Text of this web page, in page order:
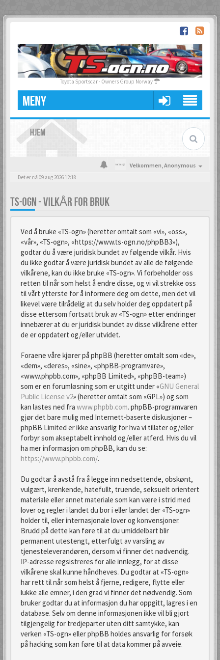
Toyota Sportscar - Owners Group Norway
MENY
HJEM
Velkommen,Anonymous
Det er nå 09 aug 2026 12:18
TS-OGN - VILKÅR FOR BRUK
Ved å bruke «TS-ogn» (heretter omtalt som «vi», «oss»,
«vår», «TS-ogn», «https://www.ts-ogn.no/phpBB3»),
godtar du å være juridisk bundet av følgende vilkår. Hvis
du ikke godtar å være juridisk bundet av alle de følgende
vilkårene, kan du ikke bruke «TS-ogn». Vi forbeholder oss
retten til når som helst å endre disse, og vi vil strekke oss
til vårt ytterste for å informere deg om dette, men det vil
likevel være tilrådelig at du selv holder deg oppdatert på
disse ettersom fortsatt bruk av «TS-ogn» etter endringer
innebærer at du er juridisk bundet av disse vilkårene etter
de er oppdatert og/eller utvidet.
Foraene våre kjører på phpBB (heretter omtalt som «de»,
«dem», «deres», «sine», «phpBB-programvare»,
«www.phpbb.com», «phpBB Limited», «phpBB-team»)
som er en forumløsning som er utgitt under «GNU General
Public License v2» (heretter omtalt som «GPL») og som
kan lastes ned fra www.phpbb.com. phpBB-programvaren
gjør det bare mulig med Internett-baserte diskusjoner –
phpBB Limited er ikke ansvarlig for hva vi tillater og/eller
forbyr som akseptabelt innhold og/eller atferd. Hvis du vil
ha mer informasjon om phpBB, kan du se:
https://www.phpbb.com/.
Du godtar å avstå fra å legge inn nedsettende, obskønt,
vulgært, krenkende, hatefullt, truende, seksuelt orientert
materiale eller annet materiale som kan være i strid med
lover og regler i landet du bor i eller landet der «TS-ogn»
holder til, eller internasjonale lover og konvensjoner.
Brudd på dette kan føre til at du umiddelbart blir
permanent utestengt, etterfulgt av varsling av
tjenesteleverandøren, dersom vi finner det nødvendig.
IP-adresse regsistreres for alle innlegg, for at disse
vilkårene skal kunne håndheves. Du godtar at «TS-ogn»
har rett til når som helst å fjerne, redigere, flytte eller
lukke alle emner, i den grad vi finner det nødvendig. Som
bruker godtar du at informasjon du har oppgitt, lagres i en
database. Selv om denne informasjonen ikke vil bli gjort
tilgjengelig for tredjeparter uten ditt samtykke, kan
verken «TS-ogn» eller phpBB holdes ansvarlig for forsøk
på hacking som kan føre til at data kommer på avveie.